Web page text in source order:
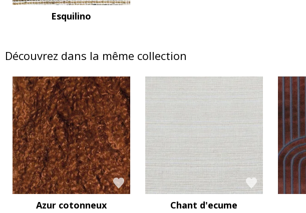
Esquilino
Découvrez dans la même collection
Azur cotonneux Chant d'ecume